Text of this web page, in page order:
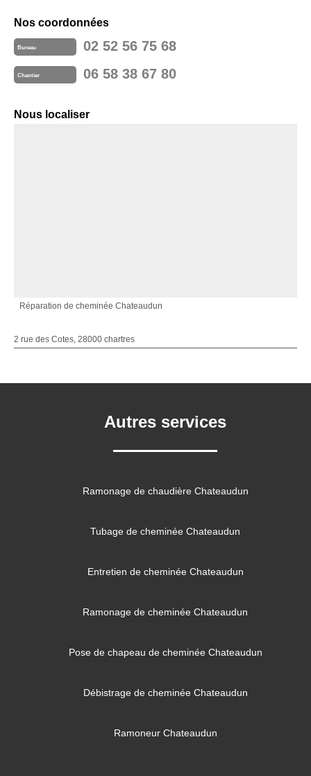
Nos coordonnées
Bureau 02 52 56 75 68
Chantier 06 58 38 67 80
Nous localiser
Réparation de cheminée Chateaudun
2 rue des Cotes, 28000 chartres
Autres services
Ramonage de chaudière Chateaudun
Tubage de cheminée Chateaudun
Entretien de cheminée Chateaudun
Ramonage de cheminée Chateaudun
Pose de chapeau de cheminée Chateaudun
Débistrage de cheminée Chateaudun
Ramoneur Chateaudun